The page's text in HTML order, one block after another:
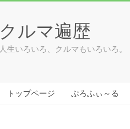
クルマ遍歴
人生いろいろ、クルマもいろいろ。
トップページ ぷろふぃ～る